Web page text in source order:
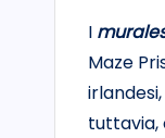
I
Maze
tuttavia,